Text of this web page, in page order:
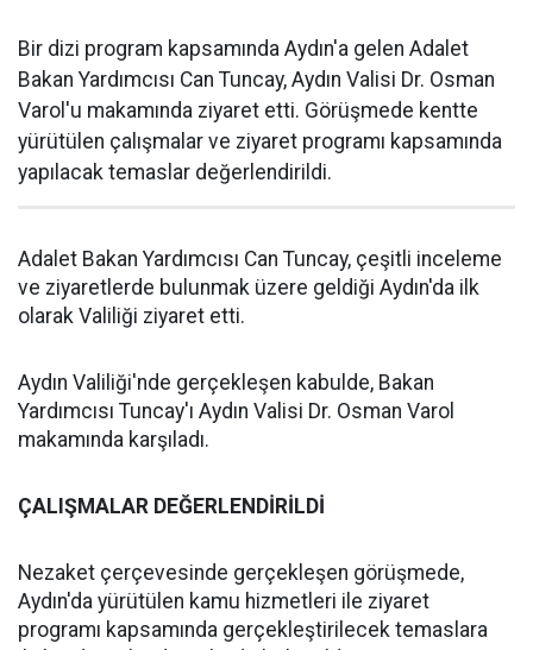
Bir dizi program kapsamında Aydın'a gelen Adalet
Bakan Yardımcısı Can Tuncay, Aydın Valisi Dr. Osman
Varol'u makamında ziyaret etti. Görüşmede kentte
yürütülen çalışmalar ve ziyaret programı kapsamında
yapılacak temaslar değerlendirildi.
Adalet Bakan Yardımcısı Can Tuncay, çeşitli inceleme
ve ziyaretlerde bulunmak üzere geldiği Aydın'da ilk
olarak Valiliği ziyaret etti.
Aydın Valiliği'nde gerçekleşen kabulde, Bakan
Yardımcısı Tuncay'ı Aydın Valisi Dr. Osman Varol
makamında karşıladı.
ÇALIŞMALAR DEĞERLENDİRİLDİ
Nezaket çerçevesinde gerçekleşen görüşmede,
Aydın'da yürütülen kamu hizmetleri ile ziyaret
programı kapsamında gerçekleştirilecek temaslara